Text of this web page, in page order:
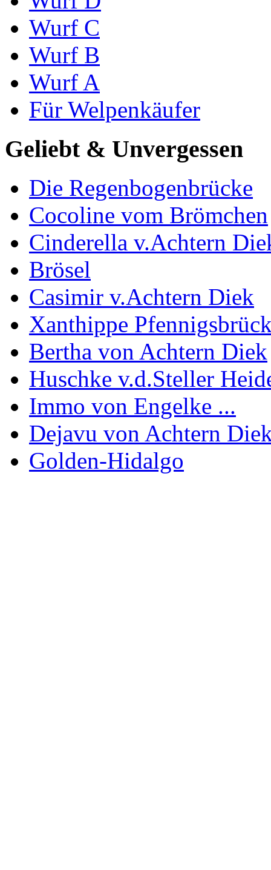
Wurf C
Wurf B
Wurf A
Für Welpenkäufer
Geliebt & Unvergessen
Die Regenbogenbrücke
Cocoline vom Brömchen
Cinderella v.Achtern
Brösel
Casimir v.Achtern Diek
Xanthippe
Bertha von Achtern Diek
Huschke v.d.Steller
Immo von Engelke ...
Dejavu von Achtern
Golden-Hidalgo